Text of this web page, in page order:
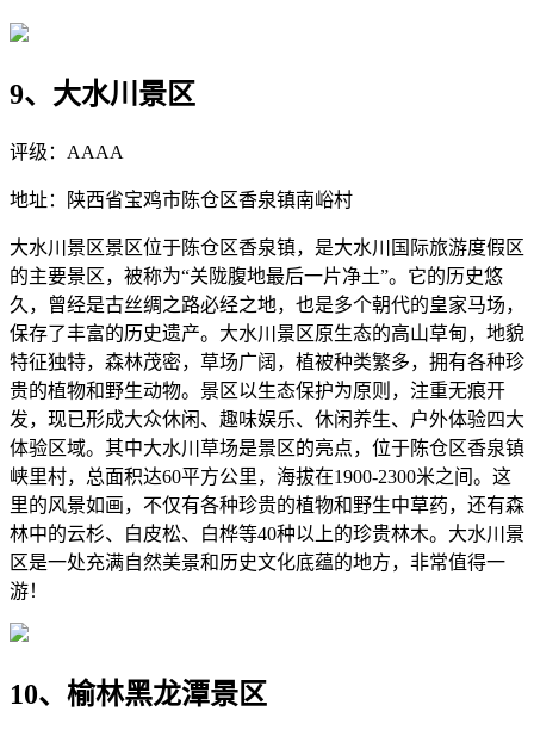
9、大水川景区
评级：AAAA
地址：陕西省宝鸡市陈仓区香泉镇南峪村
大水川景区景区位于陈仓区香泉镇，是大水川国际旅游度假区
的主要景区，被称为“关陇腹地最后一片净土”。它的历史悠
久，曾经是古丝绸之路必经之地，也是多个朝代的皇家马场，
保存了丰富的历史遗产。大水川景区原生态的高山草甸，地貌
特征独特，森林茂密，草场广阔，植被种类繁多，拥有各种珍
贵的植物和野生动物。景区以生态保护为原则，注重无痕开
发，现已形成大众休闲、趣味娱乐、休闲养生、户外体验四大
体验区域。其中大水川草场是景区的亮点，位于陈仓区香泉镇
峡里村，总面积达60平方公里，海拔在1900-2300米之间。这
里的风景如画，不仅有各种珍贵的植物和野生中草药，还有森
林中的云杉、白皮松、白桦等40种以上的珍贵林木。大水川景
区是一处充满自然美景和历史文化底蕴的地方，非常值得一
游！
10、榆林黑龙潭景区